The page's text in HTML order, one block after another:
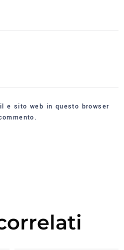
e sito web in questo browser